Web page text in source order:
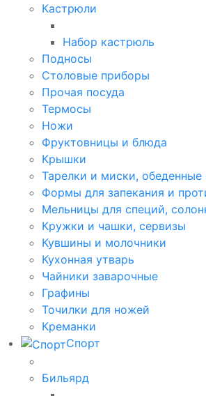
Кастрюли
Набор кастрюль
Подносы
Столовые приборы
Прочая посуда
Термосы
Ножи
Фруктовницы и блюда
Крышки
Тарелки и миски, обеденные
Формы для запекания и
Мельницы для специй,
Кружки и чашки, сервизы
Кувшины и молочники
Кухонная утварь
Чайники заварочные
Графины
Точилки для ножей
Креманки
Спорт
Бильярд